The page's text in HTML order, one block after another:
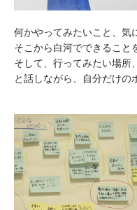
何かやってみたいこと、気
そこから白河でできること
そして、行ってみたい場所
と話しながら、自分だけの